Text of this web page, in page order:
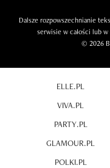
Dalsze rozpowszechnianie
serwisie w całości lub
© 2026
ELLE.PL
VIVA.PL
PARTY.PL
GLAMOUR.PL
POLKI.PL